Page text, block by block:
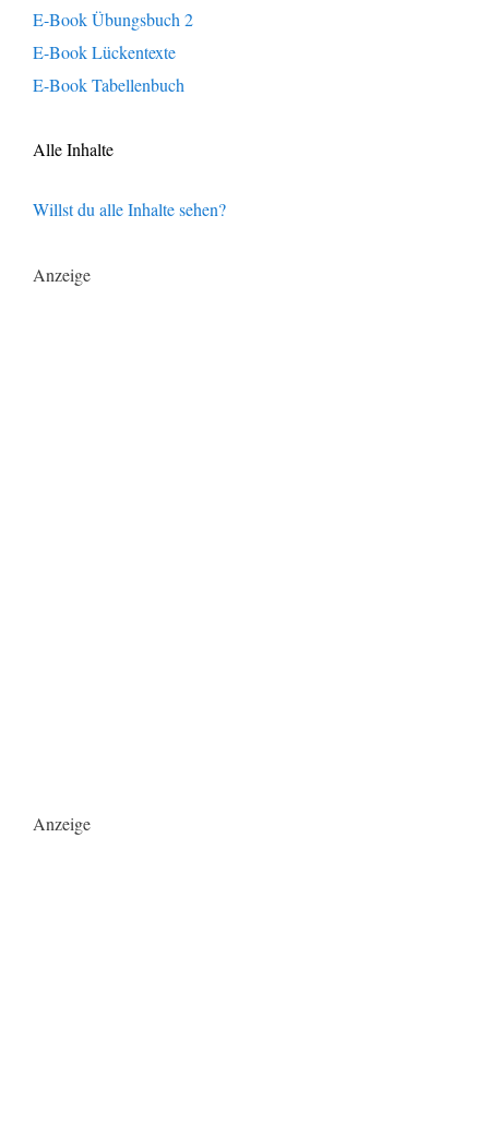
E-Book Übungsbuch 2
E-Book Lückentexte
E-Book Tabellenbuch
Alle Inhalte
Willst du alle Inhalte sehen?
Anzeige
Anzeige